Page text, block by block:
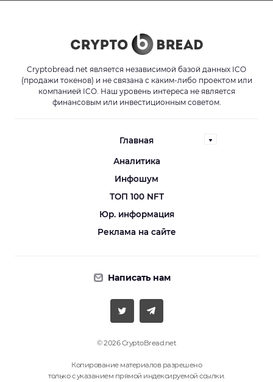
Cryptobread.net является независимой базой данных ICO
(продажи токенов) и не связана с каким-либо проектом или
компанией ICO. Наш уровень интереса не является
финансовым или инвестиционным советом.
Главная
Аналитика
Инфошум
ТОП 100 NFT
Юр. информация
Реклама на сайте
Написать нам
© 2026 CryptoBread.net
Копирование материалов разрешено
только с указанием прямой индексируемой ссылки.